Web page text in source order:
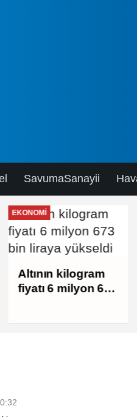
SavumaSanayii
EKONOMI
Altının kilogram
fiyatı 6 milyon 673